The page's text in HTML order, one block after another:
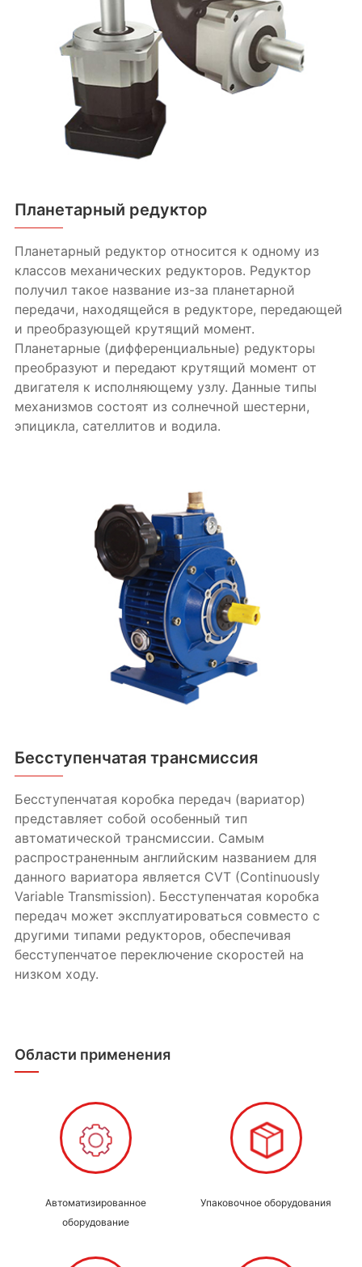
Планетарный редуктор
Планетарный редуктор относится к одному из
классов механических редукторов. Редуктор
получил такое название из-за планетарной
передачи, находящейся в редукторе, передающей
и преобразующей крутящий момент.
Планетарные (дифференциальные) редукторы
преобразуют и передают крутящий момент от
двигателя к исполняющему узлу. Данные типы
механизмов состоят из солнечной шестерни,
эпицикла, сателлитов и водила.
Бесступенчатая трансмиссия
Бесступенчатая коробка передач (вариатор)
представляет собой особенный тип
автоматической трансмиссии. Самым
распространенным английским названием для
данного вариатора является CVT (Continuously
Variable Transmission). Бесступенчатая коробка
передач может эксплуатироваться совместо с
другими типами редукторов, обеспечивая
бесступенчатое переключение скоростей на
низком ходу.
Области применения
Автоматизированное
оборудование
Упаковочное оборудования